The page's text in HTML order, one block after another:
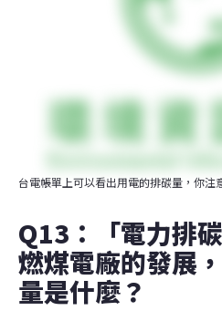
台電帳單上可以看出用電的排碳量，你注
Q13：「電力排
燃煤電廠的發展
量是什麼？